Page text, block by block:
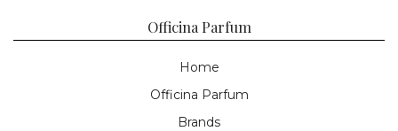
Officina Parfum
Home
Officina Parfum
Brands